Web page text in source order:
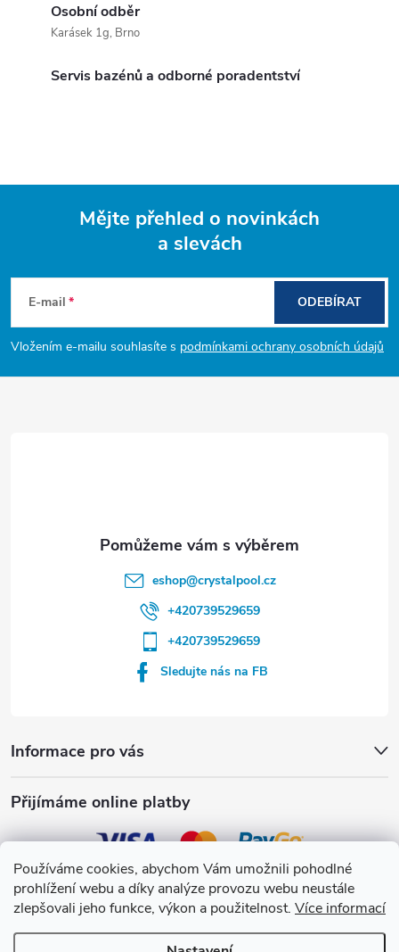
Používáme cookies, abychom Vám umožnili pohodlné
prohlížení webu a díky analýze provozu webu neustále
zlepšovali jeho funkce, výkon a použitelnost. Více informací
Osobní odběr
Karásek 1g, Brno
Servis bazénů a odborné poradentství
p
Mějte přehled o novinkách
a slevách
E-mail
Vložením e-mailu souhlasíte s podmínkami ochrany osobních údajů
ODEBÍRAT
Informace pro vás
Přijímáme online platby
eshop@crystalpool.cz
+420739529659
+420739529659
Sledujte nás na FB
Crystalpool s.r.o.